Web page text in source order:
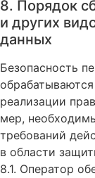
8. Порядок
и других
данных
Безопасность
реализации
мер,
требований
в области
8.1. Оператор